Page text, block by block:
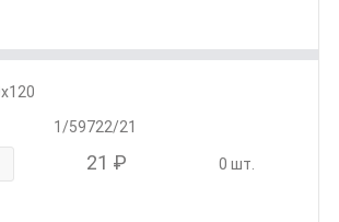
1/59722/21
21 ₽ 0 шт.